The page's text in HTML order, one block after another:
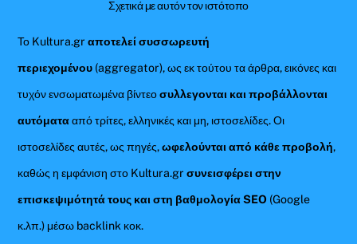
Σχετικά με αυτόν τον ιστότοπο
Το Kultura.grαποτελεί συσσωρευτή
περιεχομένου (aggregator), ως εκ τούτου τα άρθρα, εικόνες και
τυχόν ενσωματωμένα βίντεοσυλλεγονται και προβάλλονται
αυτόματααπό τρίτες, ελληνικές και μη, ιστοσελίδες. Οι
ιστοσελίδες αυτές, ως πηγές,ωφελούνται από κάθε προβολή,
καθώς η εμφάνιση στο Kultura.gr συνεισφέρει στην
επισκεψιμότητά τους και στη βαθμολογία SEO (Google
κ.λπ.) μέσω backlink κοκ.